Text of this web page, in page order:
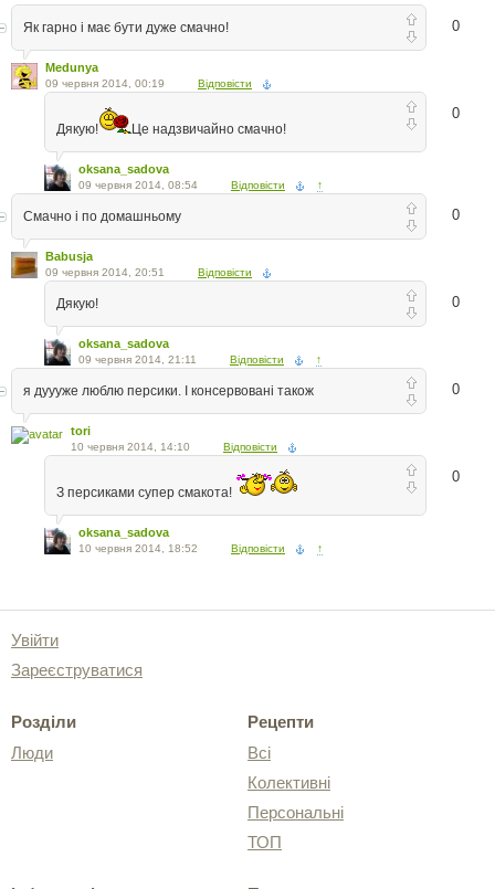
0
Як гарно і має бути дуже смачно!
Medunya
09 червня 2014, 00:19 Відповісти
0
Дякую! Це надзвичайно смачно!
oksana_sadova
09 червня 2014, 08:54 Відповісти ↑
0
Смачно і по домашньому
Babusja
09 червня 2014, 20:51 Відповісти
0
Дякую!
oksana_sadova
09 червня 2014, 21:11 Відповісти ↑
0
я дуууже люблю персики. І консервовані також
tori
10 червня 2014, 14:10 Відповісти
0
З персиками супер смакота!
oksana_sadova
10 червня 2014, 18:52 Відповісти ↑
Увійти
Зареєструватися
Розділи
Люди
Рецепти
Всі
Колективні
Персональні
ТОП